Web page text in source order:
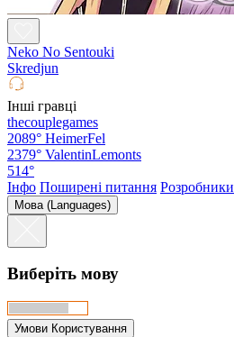
Neko No Sentouki
Skredjun
Інші гравці
thecouplegames
2089° HeimerFel
2379° ValentinLemonts
514°
Інфо Поширені питання Розробники
Мова (Languages)
Виберіть мову
Умови Користування